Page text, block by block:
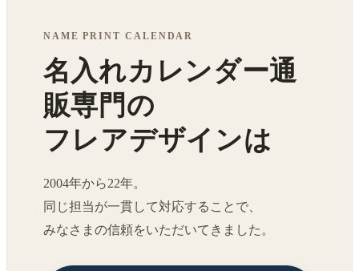
NAME PRINT CALENDAR
名入れカレンダー通
販専門の
フレアデザインは
2004年から22年。
同じ担当が一貫して対応することで、
みなさまの信頼をいただいてきました。